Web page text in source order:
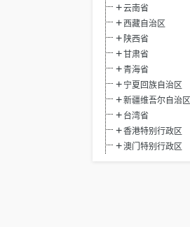
云南省
西藏自治区
陕西省
甘肃省
青海省
宁夏回族自治区
新疆维吾尔自治区
台湾省
香港特别行政区
澳门特别行政区